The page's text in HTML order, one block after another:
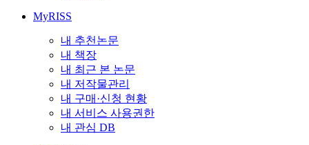
MyRISS
내 추천논문
내 책장
내 최근 본 논문
내 저작물관리
내 구매·신청 현황
내 서비스 사용권한
내 관심 DB